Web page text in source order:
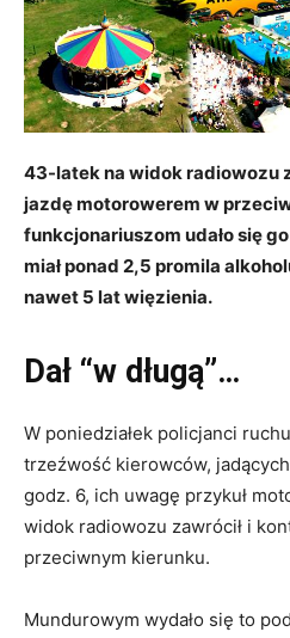
43-latek na widok radiowozu
jazdę motorowerem w
funkcjonariuszom udało się go
miał ponad 2,5 promila
nawet 5 lat więzienia.
Dał “w długą”…
W poniedziałek policjanci
trzeźwość kierowców,
godz. 6, ich uwagę przykuł
widok radiowozu zawrócił i
przeciwnym kierunku.
Mundurowym wydało się to